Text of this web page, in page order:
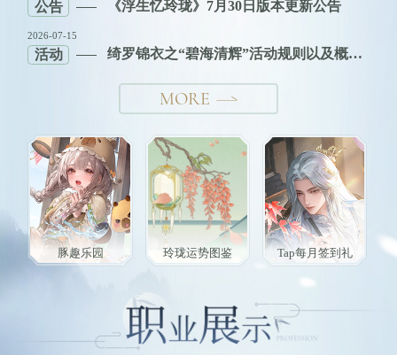
公告 《浮生忆玲珑》7月30日版本更新公告
2026-07-15
活动 绮罗锦衣之“碧海清辉”活动规则以及概率公示说明
MORE
豚趣乐园 玲珑运势图鉴 Tap每月签到礼